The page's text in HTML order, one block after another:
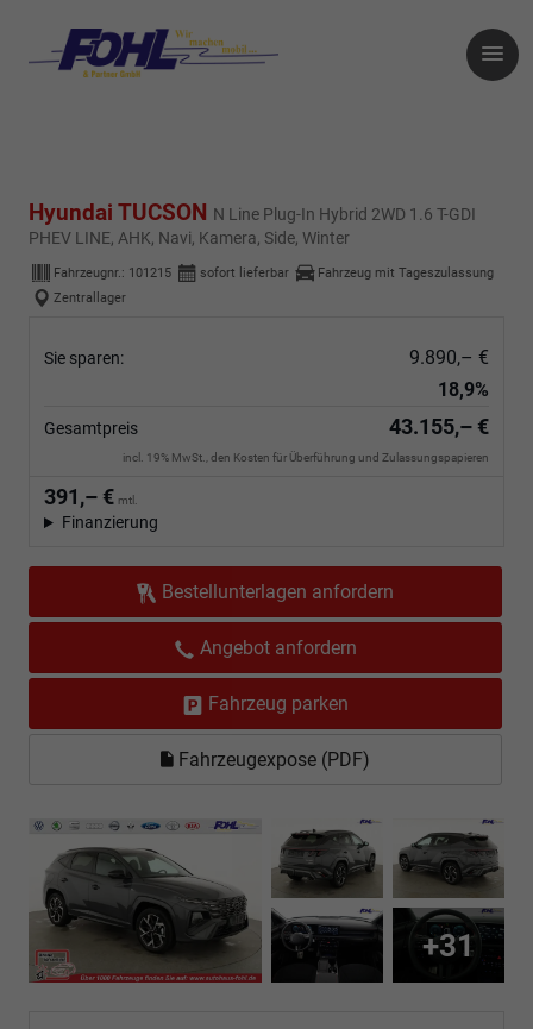
Hyundai TUCSON N Line Plug-In Hybrid 2WD 1.6 T-GDI
PHEV LINE, AHK, Navi, Kamera, Side, Winter
Fahrzeugnr.: 101215 sofort lieferbar
Fahrzeug mit Tageszulassung
Zentrallager
Sie sparen:
9.890,– €
18,9%
Gesamtpreis 43.155,– €
incl. 19% MwSt., den Kosten für Überführung und Zulassungspapieren
391,– € mtl.
Finanzierung
Bestellunterlagen anfordern
Angebot anfordern
Fahrzeug parken
Fahrzeugexpose (PDF)
+31